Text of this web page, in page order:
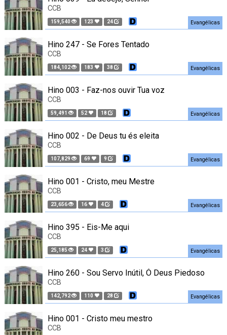
CCB
159,540 123 24 Evangélicas
Hino 247 - Se Fores Tentado
CCB
184,102 183 38 Evangélicas
Hino 003 - Faz-nos ouvir Tua voz
CCB
59,491 52 18 Evangélicas
Hino 002 - De Deus tu és eleita
CCB
107,829 69 9 Evangélicas
Hino 001 - Cristo, meu Mestre
CCB
23,656 16 4 Evangélicas
Hino 395 - Eis-Me aqui
CCB
25,185 24 3 Evangélicas
Hino 260 - Sou Servo Inútil, Ó Deus Piedoso
CCB
142,792 110 28 Evangélicas
Hino 001 - Cristo meu mestro
CCB